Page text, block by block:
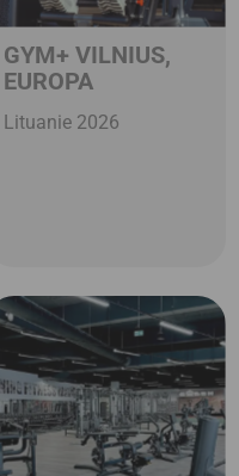
GYM+ VILNIUS,
EUROPA
Lituanie 2026